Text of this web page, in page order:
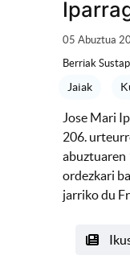
05 Abuztua
Berriak
Jaiak
Jose Mari
206.
abuztuaren
ordezkari
jarriko du